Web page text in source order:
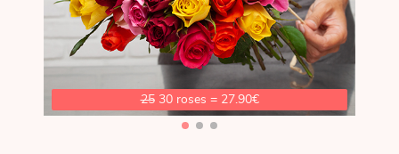
2530 roses = 27.90€